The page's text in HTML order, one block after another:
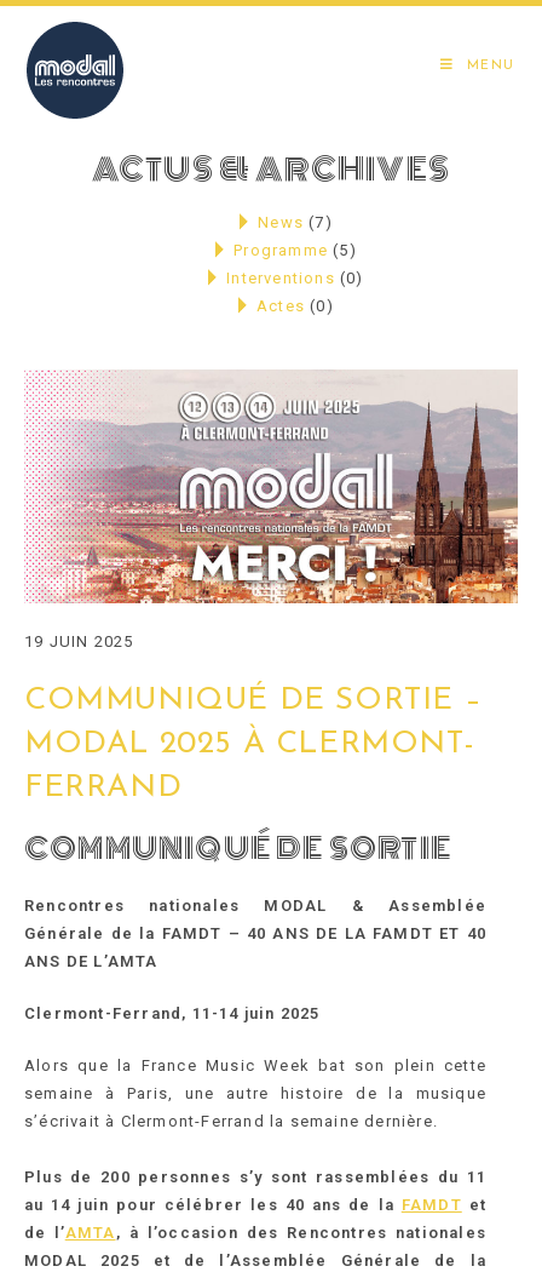
content
MENU
19 JUIN 2025
COMMUNIQUÉ DE SORTIE –
MODAL 2025 À CLERMONT-
FERRAND
COMMUNIQUÉ DE SORTIE
Rencontres nationales MODAL & Assemblée
Générale de la FAMDT – 40 ANS DE LA FAMDT ET 40
ANS DE L’AMTA
Clermont-Ferrand, 11-14 juin 2025
Alors que la France Music Week bat son plein cette
semaine à Paris, une autre histoire de la musique
s’écrivait à Clermont-Ferrand la semaine dernière.
Plus de 200 personnes s’y sont rassemblées du 11
au 14 juin pour célébrer les 40 ans de la FAMDT et
de l’AMTA , à l’occasion des Rencontres nationales
MODAL 2025 et de l’Assemblée Générale de la
ACTUS & ARCHIVES
News (7)
Programme (5)
Interventions (0)
Actes (0)